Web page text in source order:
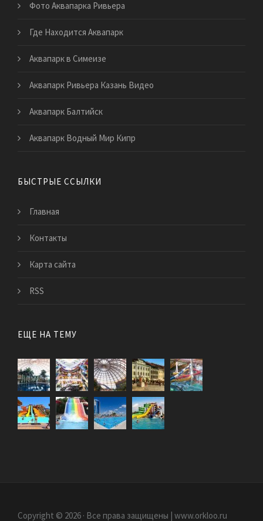
Фото Аквапарка Ривьера
Где Находится Аквапарк
Аквапарк в Симеизе
Аквапарк Ривьера Казань Видео
Аквапарк Балтийск
Аквапарк Водный Мир Кипр
БЫСТРЫЕ ССЫЛКИ
Главная
Контакты
Карта сайта
RSS
ЕЩЕ НА ТЕМУ
Copyright © 2026 · Все права защищены | www.orkloo.ru